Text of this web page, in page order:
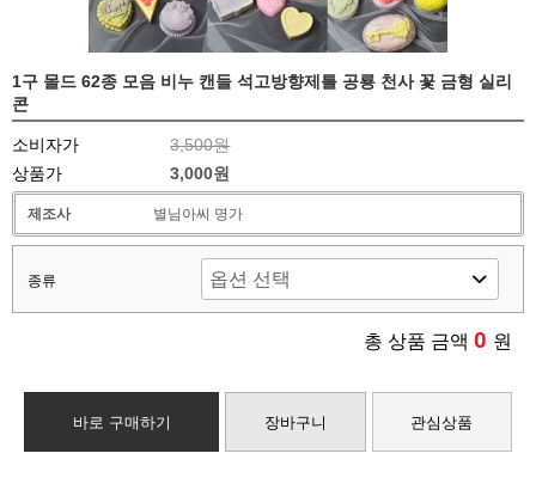
1구 몰드 62종 모음 비누 캔들 석고방향제틀 공룡 천사 꽃 금형 실리
콘
소비자가
3,500원
상품가
3,000원
제조사 별님아씨 명가
종류
총 상품 금액 0 원
바로 구매하기 장바구니 관심상품